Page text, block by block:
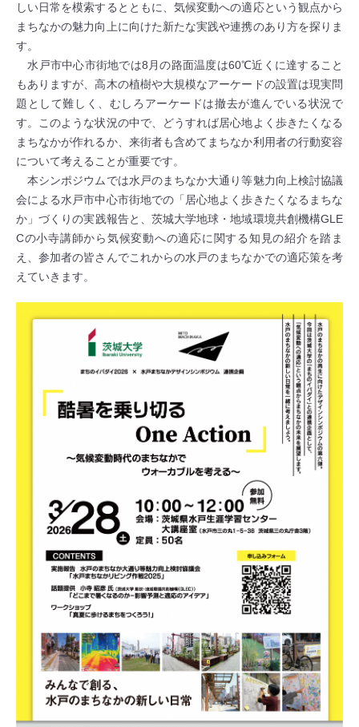
しい日常を模索するとともに、気候変動への適応という観点から
まちなかの魅力向上に向けた新たな実践や連携のあり方を探りま
す。
水戸市中心市街地では8月の路面温度は60℃近くに達すること
もありますが、高木の植樹や大規模なアーケードの設置は現実問
題として難しく、むしろアーケードは撤去が進んでいる状況で
す。このような状況の中で、どうすれば居心地よく歩きたくなる
まちなかが作れるか、来街者も含めてまちなか利用者の行動変容
について考えることが重要です。
本シンポジウムでは水戸のまちなか大通り等魅力向上検討協議
会による水戸市中心市街地での「居心地よく歩きたくなるまちな
か」づくりの実践報告と、茨城大学地球・地域環境共創機構GLE
Cの小寺講師から気候変動への適応に関する知見の紹介を踏ま
え、参加者の皆さんでこれからの水戸のまちなかでの適応策を考
えていきます。